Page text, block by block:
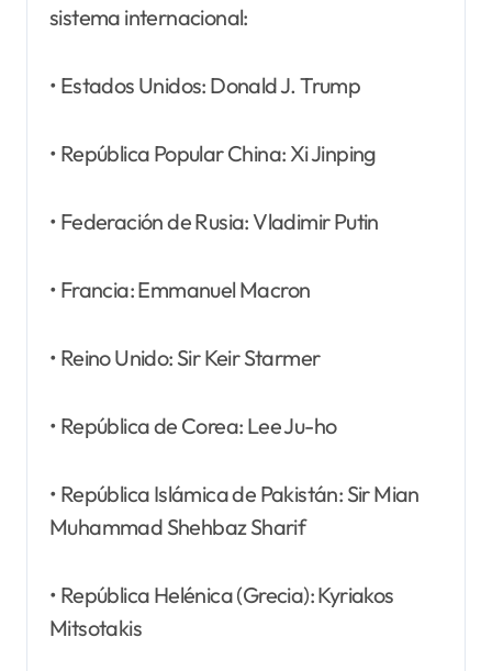
sistema internacional:
• Estados Unidos: Donald J. Trump
• República Popular China: Xi Jinping
• Federación de Rusia: Vladimir Putin
• Francia: Emmanuel Macron
• Reino Unido: Sir Keir Starmer
• República de Corea: Lee Ju-ho
• República Islámica de Pakistán: Sir Mian
Muhammad Shehbaz Sharif
• República Helénica (Grecia): Kyriakos
Mitsotakis